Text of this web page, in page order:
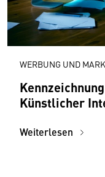
WERBUNG UND
Künstlicher
Weiterlesen